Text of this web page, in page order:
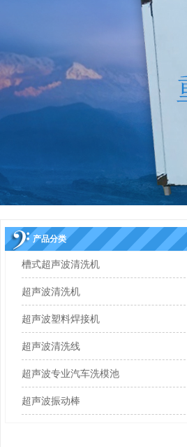
产品分类
槽式超声波清洗机
超声波清洗机
超声波塑料焊接机
超声波清洗线
超声波专业汽车洗模池
超声波振动棒